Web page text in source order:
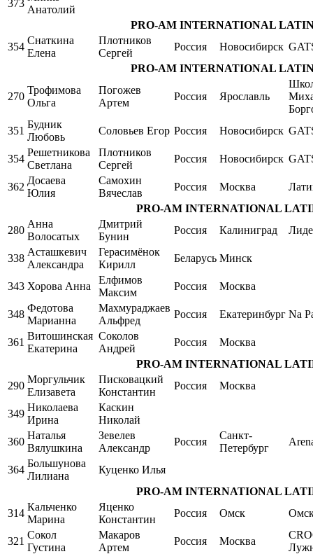
373
Анатолий
PRO-AM INTERNATIONAL LATIN
354
Снаткина
Елена
Плотников
Сергей
Россия Новосибирск
PRO-AM INTERNATIONAL LATIN
270
Трофимова
Ольга
Погожев
Артем
Россия Ярославль
351
Будник
Любовь
Соловьев Егор Россия Новосибирск
354
Решетникова
Светлана
Плотников
Сергей
Россия Новосибирск
362
Досаева
Юлия
Самохин
Вячеслав
Россия Москва
PRO-AM INTERNATIONAL
280
Анна
Волосатых
Дмитрий
Бунин
Россия Калиниград
338
Асташкевич
Александра
Герасимёнок
Кирилл
Беларусь Минск
343 Хорова Анна
Елфимов
Максим
Россия Москва
348
Федотова
Марианна
Махмураджаев
Альфред
Россия Екатеринбург Na
361
Витошинская
Екатерина
Соколов
Андрей
Россия
Москва
PRO-AM INTERNATIONAL
290
Моргульчик
Елизавета
Писковацкий
Константин
Россия Москва
349
Николаева
Ирина
Каскин
Николай
360
Наталья
Вялушкина
Зевелев
Александр
Россия
Санкт-
Петербург
364
Большунова
Лилиана
Куценко Илья
PRO-AM INTERNATIONAL
314
Кальченко
Марина
Яценко
Константин
Россия Омск
321
Сокол
Густина
Макаров
Артем
Россия Москва